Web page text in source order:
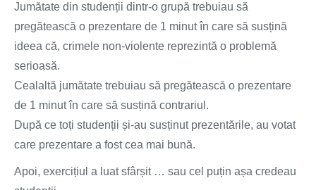
Jumătate din studenții dintr-o grupă trebuiau să
pregătească o prezentare de 1 minut în care să susțină
ideea că, crimele non-violente reprezintă o problemă
serioasă.
Cealaltă jumătate trebuiau să pregătească o prezentare
de 1 minut în care să susțină contrariul.
După ce toți studenții și-au susținut prezentările, au votat
care prezentare a fost cea mai bună.
Apoi, exercițiul a luat sfârșit … sau cel puțin așa credeau